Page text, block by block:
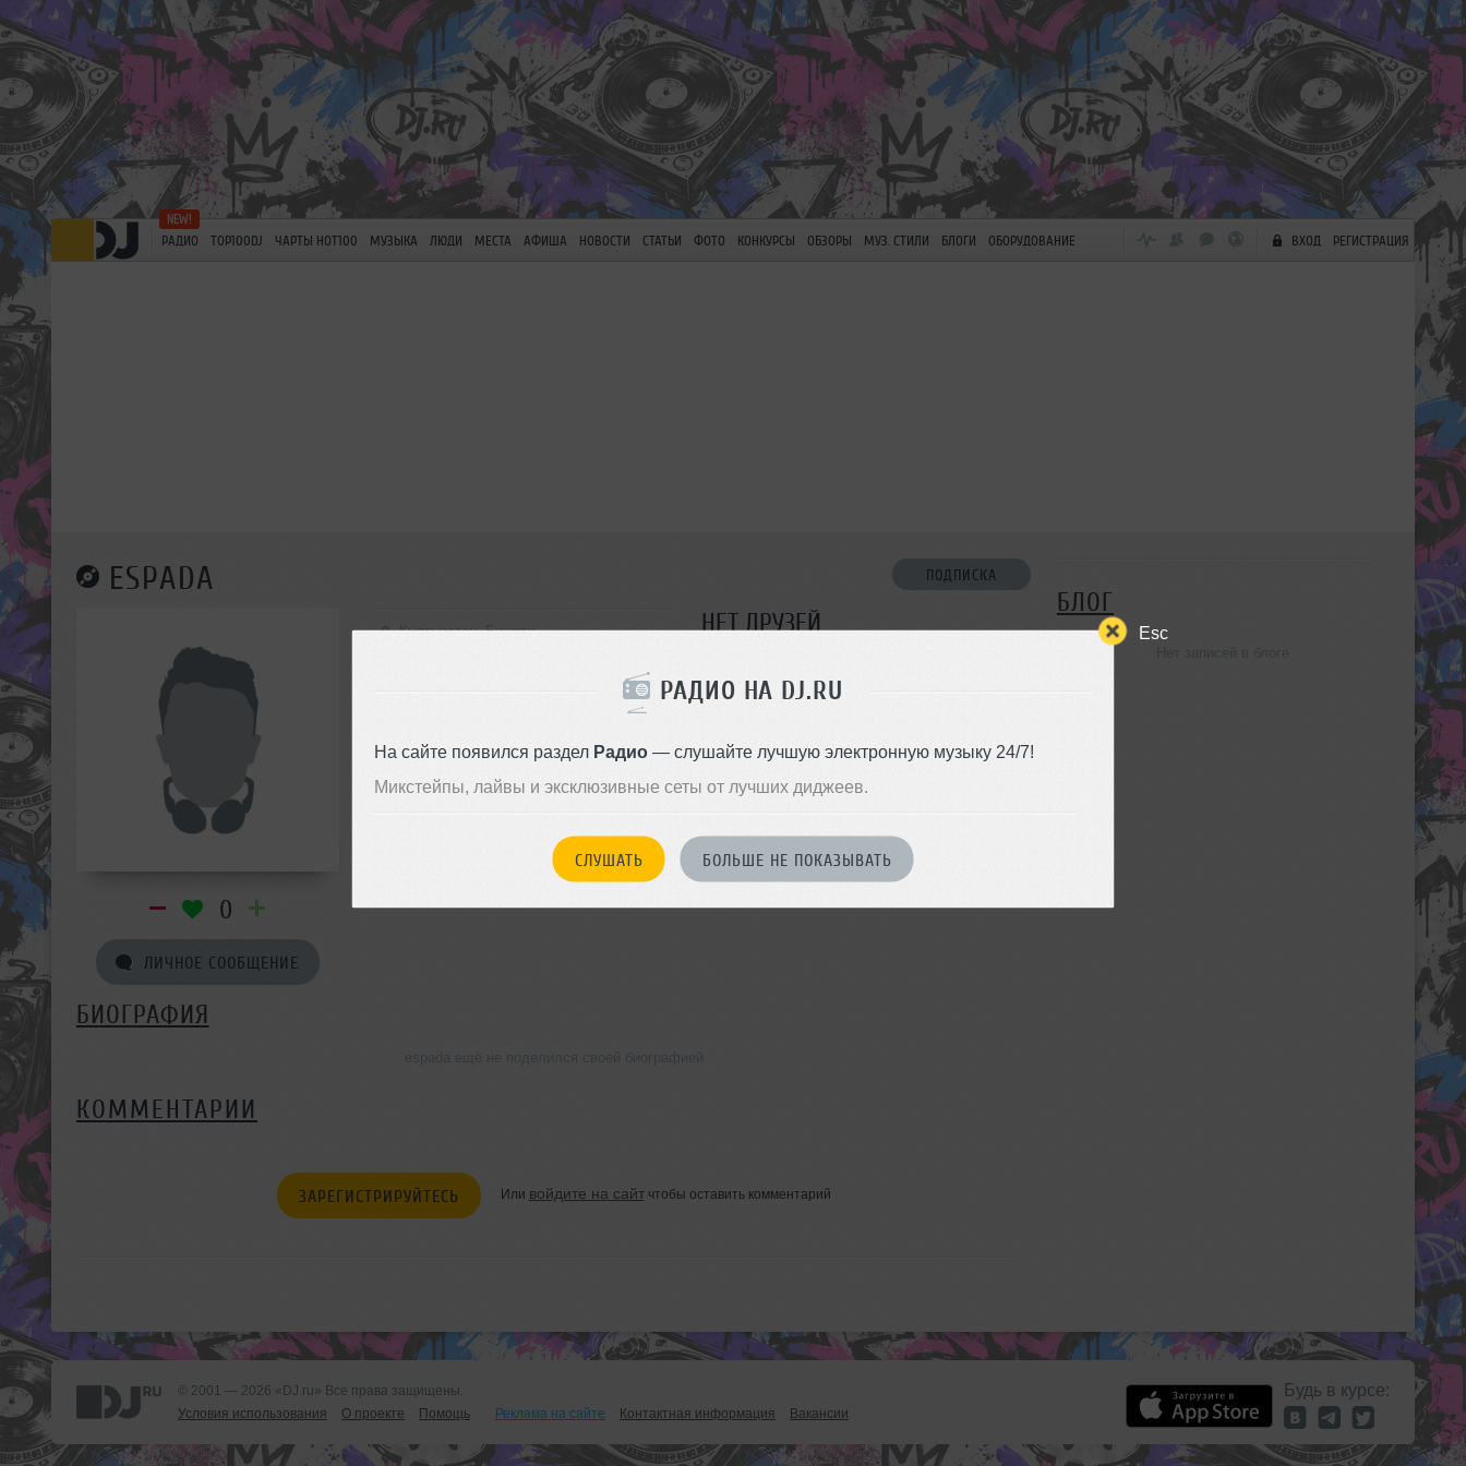
Esc
РАДИО НА DJ.RU
На сайте появился раздел Радио— слушайте лучшую электронную музыку 24/7!
Микстейпы, лайвы и эксклюзивные сеты от лучших диджеев.
СЛУШАТЬ БОЛЬШЕ НЕ ПОКАЗЫВАТЬ
РАДИО TOP100DJ ЧАРТЫ HOT100 МУЗЫКА ЛЮДИ МЕСТА АФИША НОВОСТИ СТАТЬИ ФОТО КОНКУРСЫ ОБЗОРЫ МУЗ. СТИЛИ БЛОГИ ОБОРУДОВАНИЕ ВХОД РЕГИСТРАЦИЯ
ESPADA ПОДПИСКА
0
ЛИЧНОЕ СООБЩЕНИЕ
Кыргызстан, Бишкек НЕТ ДРУЗЕЙ
БИОГРАФИЯ
КОММЕНТАРИИ
ЗАРЕГИСТРИРУЙТЕСЬ Или войдите на сайтчтобы оставить комментарий
БЛОГ
© 2001 — 2026 «DJ.ru» Все права защищены.
Условия использования
О проекте Помощь Реклама на сайте Контактная информация Вакансии
Будь в курсе: